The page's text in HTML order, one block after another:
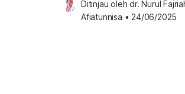
Ditinjau oleh dr. Nurul
Afiatunnisa • 24/06/2025